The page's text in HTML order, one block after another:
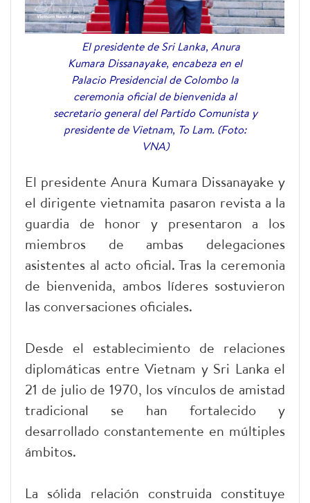
El presidente de Sri Lanka, Anura
Kumara Dissanayake, encabeza en el
Palacio Presidencial de Colombo la
ceremonia oficial de bienvenida al
secretario general del Partido Comunista y
presidente de Vietnam, To Lam. (Foto:
VNA)
El presidente Anura Kumara Dissanayake y
el dirigente vietnamita pasaron revista a la
guardia de honor y presentaron a los
miembros de ambas delegaciones
asistentes al acto oficial. Tras la ceremonia
de bienvenida, ambos líderes sostuvieron
las conversaciones oficiales.
Desde el establecimiento de relaciones
diplomáticas entre Vietnam y Sri Lanka el
21 de julio de 1970, los vínculos de amistad
tradicional se han fortalecido y
desarrollado constantemente en múltiples
ámbitos.
La sólida relación construida constituye